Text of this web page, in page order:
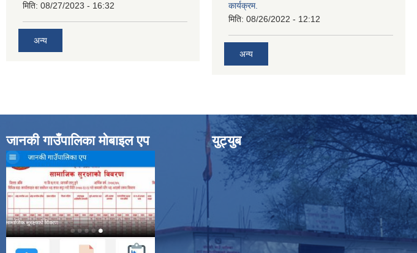
मिति: 08/27/2023 - 16:32
अन्य
कार्यक्रम.
मिति: 08/26/2022 - 12:12
अन्य
जानकी गाउँपालिका मोबाइल एप युट्युब